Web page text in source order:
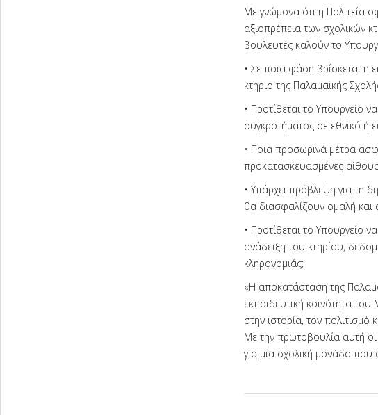
Με γνώμονα ότι η Πολιτεία
αξιοπρέπεια των σχολικών
βουλευτές καλούν το
• Σε ποια φάση βρίσκεται η
κτήριο της Παλαμαϊκής
• Προτίθεται το Υπουργείο
συγκροτήματος σε εθνικό ή
• Ποια προσωρινά μέτρα
προκατασκευασμένες
• Υπάρχει πρόβλεψη για τη
θα διασφαλίζουν ομαλή και
• Προτίθεται το Υπουργείο
ανάδειξη του κτηρίου,
κληρονομιάς;
«Η αποκατάσταση της
εκπαιδευτική κοινότητα
στην ιστορία, τον πολιτισμό
Με την πρωτοβουλία αυτή οι
για μια σχολική μονάδα που